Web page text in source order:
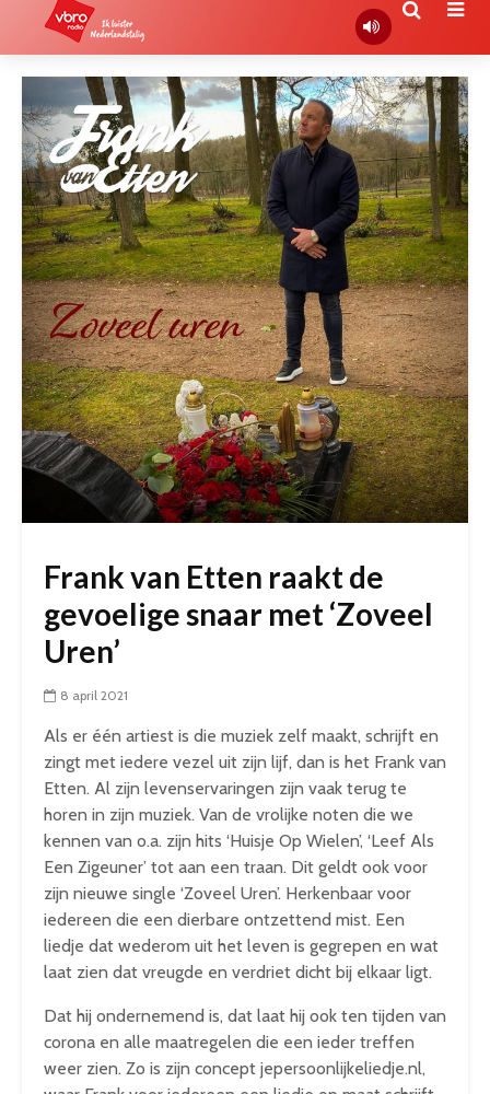
Frank van Etten raakt de
gevoelige snaar met ‘Zoveel
Uren’
8 april 2021
Als er één artiest is die muziek zelf maakt, schrijft en
zingt met iedere vezel uit zijn lijf, dan is het Frank van
Etten. Al zijn levenservaringen zijn vaak terug te
horen in zijn muziek. Van de vrolijke noten die we
kennen van o.a. zijn hits ‘Huisje Op Wielen’, ‘Leef Als
Een Zigeuner’ tot aan een traan. Dit geldt ook voor
zijn nieuwe single ‘Zoveel Uren’. Herkenbaar voor
iedereen die een dierbare ontzettend mist. Een
liedje dat wederom uit het leven is gegrepen en wat
laat zien dat vreugde en verdriet dicht bij elkaar ligt.
Dat hij ondernemend is, dat laat hij ook ten tijden van
corona en alle maatregelen die een ieder treffen
weer zien. Zo is zijn concept jepersoonlijkeliedje.nl,